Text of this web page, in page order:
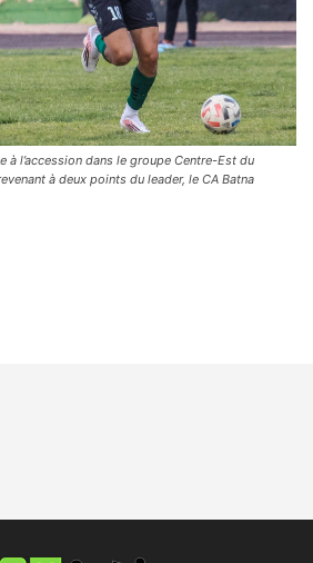
à l’accession dans le groupe Centre-Est du
à deux points du leader, le CA Batna